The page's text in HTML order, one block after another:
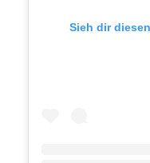
Sieh dir